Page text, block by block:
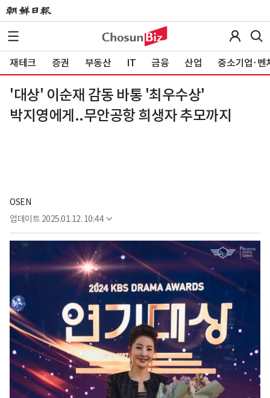
재테크 증권 부동산 IT 금융 산업 중소기업·벤
'대상' 이순재 감동 바통 '최우수상'
박지영에게..무안공항 희생자 추모까지
OSEN
업데이트 2025.01.12. 10:44